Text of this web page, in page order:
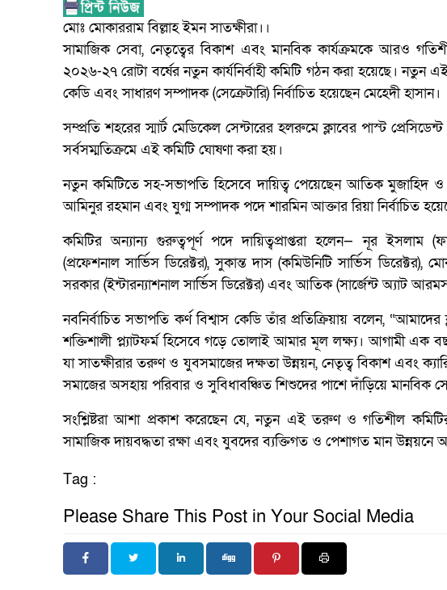
মোঃ মোকাররাম বিল্লাহ ইমন সাতক্ষীরা।।
সামাজিক সেবা, নেতৃত্বের বিকাশ এবং মানবিক কার্যক্রমকে আরও
২০২৬-২৭ রোটা বর্ষের নতুন কার্যনির্বাহী কমিটি গঠন করা হয়েছে। নতুন
কেডি এবং সাধারণ সম্পাদক (সেক্রেটারি) নির্বাচিত হয়েছেন মেহেদী হাসান।
সম্প্রতি শহরের স্মার্ট মেডিকেল সেন্টারের হলরুমে ক্লাবের পাস্ট
সর্বসম্মতিক্রমে এই কমিটি ঘোষণা করা হয়।
নতুন কমিটিতে সহ-সভাপতি হিসেবে দায়িত্ব পেয়েছেন আতিক মুজাহিদ
আমিনুর রহমান এবং যুগ্ম সম্পাদক পদে শারমিন আক্তার রিয়া নির্বাচিত
কমিটির অন্যান্য গুরুত্বপূর্ণ পদে দায়িত্বপ্রাপ্তরা হলেন— নূর ইসলাম
(প্রফেশনাল সার্ভিস ডিরেক্টর), সুকান্ত দাস (কমিউনিটি সার্ভিস ডিরেক্টর),
সরকার (ইন্টারন্যাশনাল সার্ভিস ডিরেক্টর) এবং আতিক (সার্জেন্ট অ্যাট
নবনির্বাচিত সভাপতি কর্ণ বিশ্বাস কেডি তাঁর প্রতিক্রিয়ায় বলেন,
শক্তিশালী প্ল্যাটফর্ম হিসেবে গড়ে তোলাই আমার মূল লক্ষ্য। আগামী
যা সাতক্ষীরার তরুণ ও যুবসমাজের দক্ষতা উন্নয়ন, নেতৃত্ব বিকাশ এবং
সমাজের অসহায় পরিবার ও সুবিধাবঞ্চিত শিশুদের পাশে দাঁড়িয়ে মানবিক
সংশ্লিষ্টরা আশা প্রকাশ করেছেন যে, নতুন এই তরুণ ও গতিশীল কমিটির
সামাজিক দায়বদ্ধতা রক্ষা এবং যুবদের ব্যক্তিগত ও পেশাগত মান
Tag :
Please Share This Post in Your Social Media